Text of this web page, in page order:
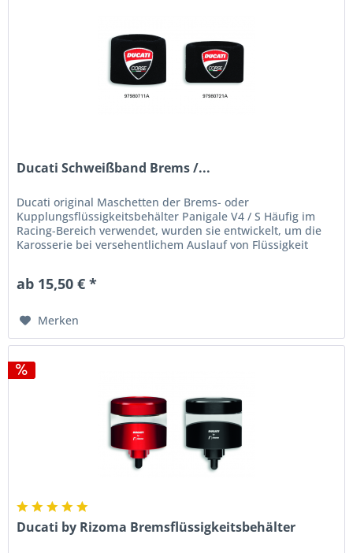
Ducati Schweißband Brems /...
Ducati original Maschetten der Brems- oder
Kupplungsflüssigkeitsbehälter Panigale V4 / S Häufig im
Racing-Bereich verwendet, wurden sie entwickelt, um die
Karosserie bei versehentlichem Auslauf von Flüssigkeit
ab 15,50 € *
Merken
Ducati by Rizoma Bremsflüssigkeitsbehälter